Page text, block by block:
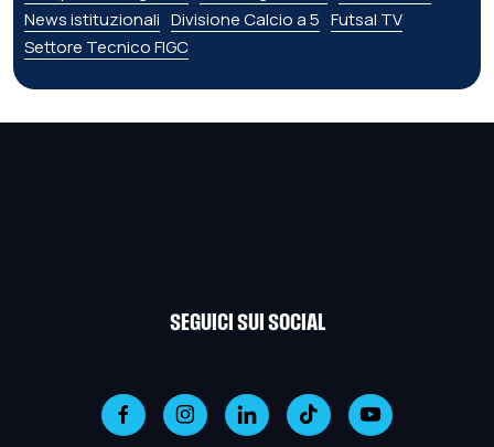
News istituzionali Divisione Calcio a 5 Futsal TV
Settore Tecnico FIGC
SEGUICI SUI SOCIAL